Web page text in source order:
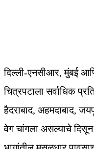
दिल्ली-एनसीआर, मुंबई
चित्रपटाला सर्वाधिक
हैदराबाद, अहमदाबाद,
वेग चांगला असल्याचे